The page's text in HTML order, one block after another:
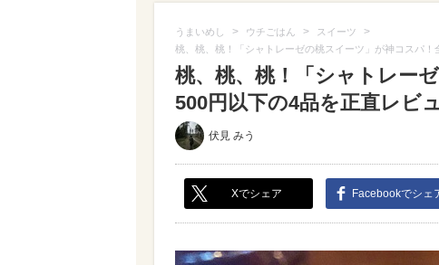
うまいめし > ウチごはん > スイーツ >
桃、桃、桃！「シャトレーゼの桃スイーツ」が神コスパ！
桃、桃、桃！「シャトレー
500円以下の4品を正直レビ
伏見 みう
Xでシェア Facebookでシェ